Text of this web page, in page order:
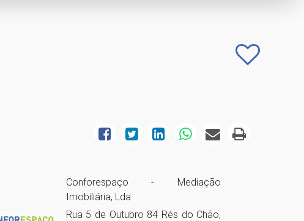
Conforespaço - Mediação
Imobiliária, Lda
Rua 5 de Outubro 84 Rés do Chão,